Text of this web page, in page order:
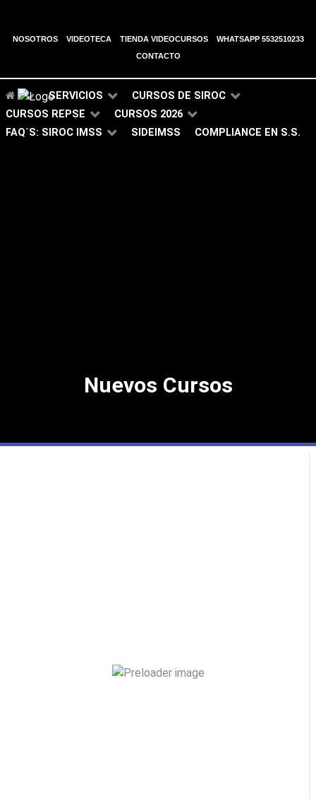
NOSOTROS VIDEOTECA TIENDA VIDEOCURSOS
WHATSAPP 5532510233
CONTACTO
SERVICIOS
CURSOS DE SIROC
CURSOS REPSE
CURSOS 2026
FAQ´S: SIROC IMSS
SIDEIMSS COMPLIANCE EN S.S.
Nuevos Cursos